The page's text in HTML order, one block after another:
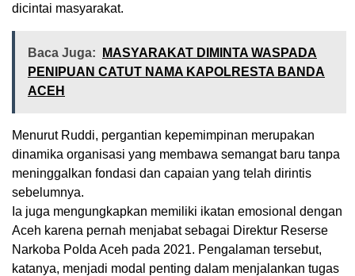
dicintai masyarakat.
Baca Juga:
MASYARAKAT DIMINTA WASPADA
PENIPUAN CATUT NAMA KAPOLRESTA BANDA
ACEH
Menurut Ruddi, pergantian kepemimpinan merupakan
dinamika organisasi yang membawa semangat baru tanpa
meninggalkan fondasi dan capaian yang telah dirintis
sebelumnya.
Ia juga mengungkapkan memiliki ikatan emosional dengan
Aceh karena pernah menjabat sebagai Direktur Reserse
Narkoba Polda Aceh pada 2021. Pengalaman tersebut,
katanya, menjadi modal penting dalam menjalankan tugas